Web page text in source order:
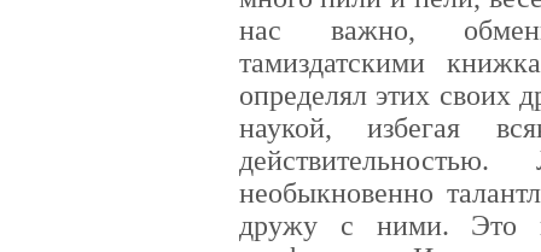
нас важно,
тамиздатскими
определял этих своих
наукой, избегая
необыкновенно
дружу с ними.